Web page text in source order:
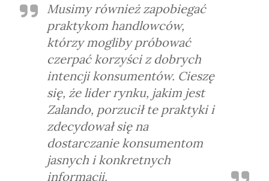
Musimy również zapobiegać
praktykom handlowców,
którzy mogliby próbować
czerpać korzyści z dobrych
intencji konsumentów. Cieszę
się, że lider rynku, jakim jest
Zalando, porzucił te praktyki i
zdecydował się na
dostarczanie konsumentom
jasnych i konkretnych
informacji.